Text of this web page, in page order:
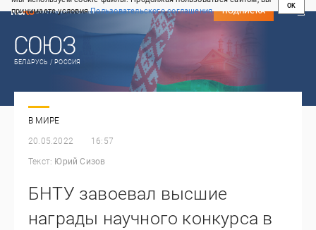
принимаете условияПользовательского соглашения
OK
СВЕЖИЙ НОМЕР
ПОДПИСКА
БЕЛАРУСЬ / РОССИЯ
В МИРЕ
20.05.2022 16:57
Текст: Юрий Сизов
БНТУ завоевал высшие
награды научного конкурса в